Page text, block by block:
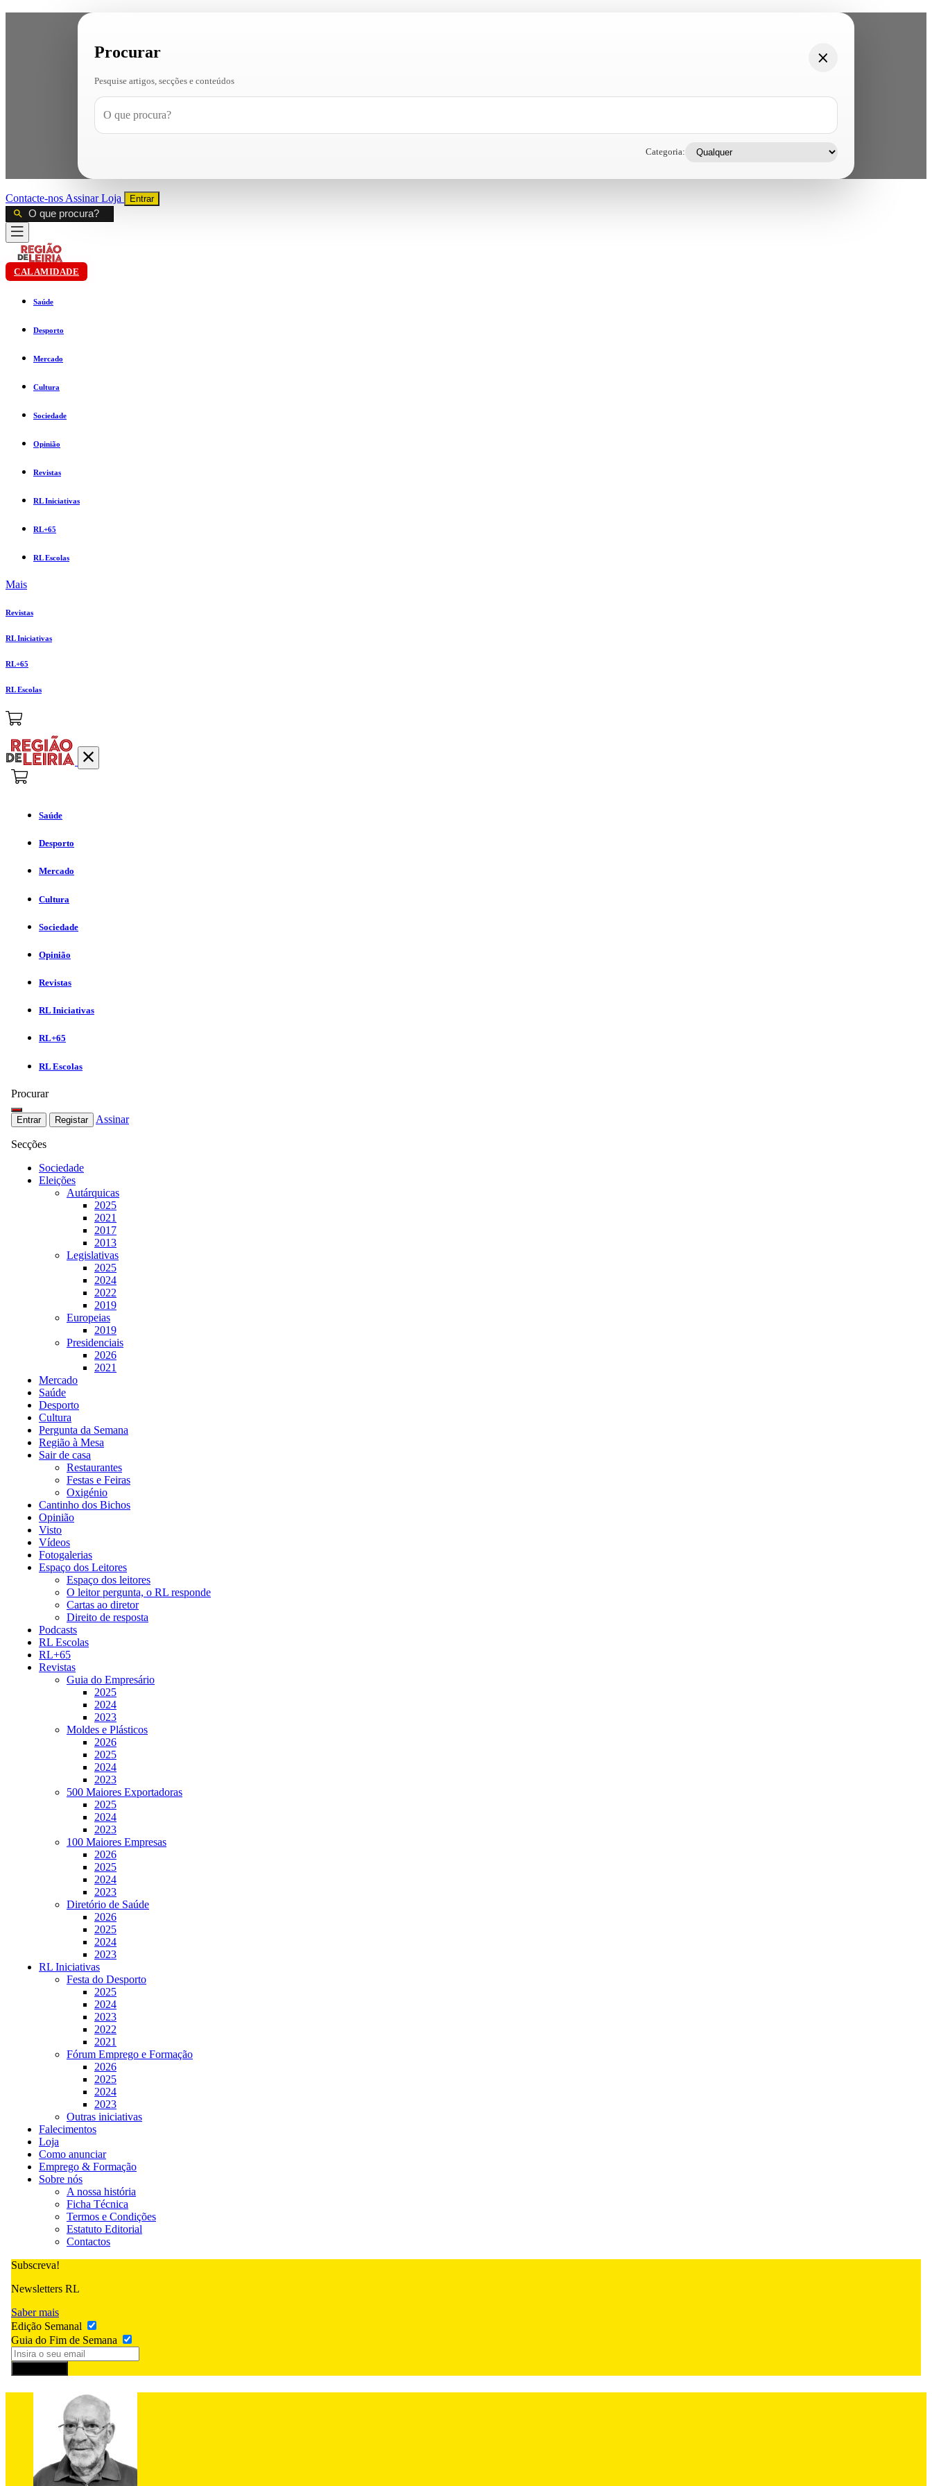
Procurar
Pesquise artigos, secções e conteúdos
Categoria:
Contacte-nos AssinarLoja Entrar
CALAMIDADE
Saúde
Desporto
Mercado
Cultura
Sociedade
Opinião
Revistas
RL Iniciativas
RL+65
RL Escolas
Mais
Revistas
RL Iniciativas
RL+65
RL Escolas
Saúde
Desporto
Mercado
Cultura
Sociedade
Opinião
Revistas
RL Iniciativas
RL+65
RL Escolas
Procurar
Entrar Registar Assinar
Secções
Sociedade
Eleições
Autárquicas
2025
2021
2017
2013
Legislativas
2025
2024
2022
2019
Europeias
2019
Presidenciais
2026
2021
Mercado
Saúde
Desporto
Cultura
Pergunta da Semana
Região à Mesa
Sair de casa
Restaurantes
Festas e Feiras
Oxigénio
Cantinho dos Bichos
Opinião
Visto
Vídeos
Fotogalerias
Espaço dos Leitores
Espaço dos leitores
O leitor pergunta, o RL responde
Cartas ao diretor
Direito de resposta
Podcasts
RL Escolas
RL+65
Revistas
Guia do Empresário
2025
2024
2023
Moldes e Plásticos
2026
2025
2024
2023
500 Maiores Exportadoras
2025
2024
2023
100 Maiores Empresas
2026
2025
2024
2023
Diretório de Saúde
2026
2025
2024
2023
RL Iniciativas
Festa do Desporto
2025
2024
2023
2022
2021
Fórum Emprego e Formação
2026
2025
2024
2023
Outras iniciativas
Falecimentos
Loja
Como anunciar
Emprego & Formação
Sobre nós
A nossa história
Ficha Técnica
Termos e Condições
Estatuto Editorial
Contactos
Subscreva!
Newsletters RL
Saber mais
Edição Semanal
Guia do Fim de Semana